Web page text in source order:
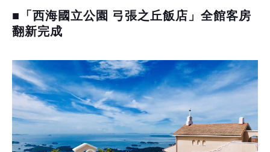
■「西海國立公園 弓張之丘飯店」全館客房
翻新完成